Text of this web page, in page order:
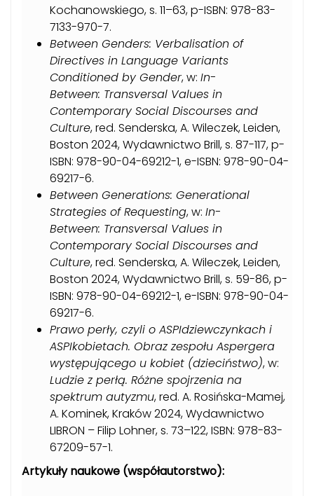
Kochanowskiego, s. 11–63, p-ISBN: 978-83-
7133-970-7.
Between Genders: Verbalisation of
Directives in Language Variants
Conditioned by Gender, w: In-
Between: Transversal Values in
Contemporary Social Discourses and
Culture, red. Senderska, A. Wileczek, Leiden,
Boston 2024, Wydawnictwo Brill, s. 87-117, p-
ISBN: 978-90-04-69212-1, e-ISBN: 978-90-04-
69217-6.
Between Generations: Generational
Strategies of Requesting, w: In-
Between: Transversal Values in
Contemporary Social Discourses and
Culture, red. Senderska, A. Wileczek, Leiden,
Boston 2024, Wydawnictwo Brill, s. 59-86, p-
ISBN: 978-90-04-69212-1, e-ISBN: 978-90-04-
69217-6.
Prawo perły, czyli o ASPIdziewczynkach i
ASPIkobietach. Obraz zespołu Aspergera
występującego u kobiet (dzieciństwo), w:
Ludzie z perłą. Różne spojrzenia na
spektrum autyzmu, red. A. Rosińska-Mamej,
A. Kominek, Kraków 2024, Wydawnictwo
LIBRON – Filip Lohner, s. 73–122, ISBN: 978-83-
67209-57-1.
Artykuły naukowe (współautorstwo):